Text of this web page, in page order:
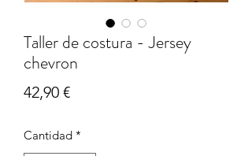
Taller de costura - Jersey
chevron
42,90 €Precio
Cantidad *